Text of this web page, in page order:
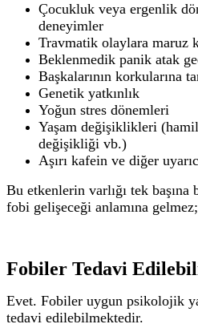
Çocukluk veya ergenlik
deneyimler
Travmatik olaylara maruz
Beklenmedik panik atak
Başkalarının korkularına
Genetik yatkınlık
Yoğun stres dönemleri
Yaşam değişiklikleri
değişikliği vb.)
Aşırı kafein ve diğer
Bu etkenlerin varlığı tek
fobi gelişeceği anlamına
Fobiler Tedavi
Evet. Fobiler uygun psikolojik
tedavi edilebilmektedir.